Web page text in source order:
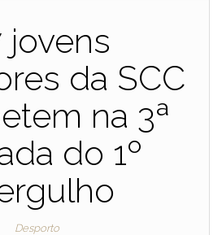
jovens
da SCC
na 3ª
do 1º
Desporto